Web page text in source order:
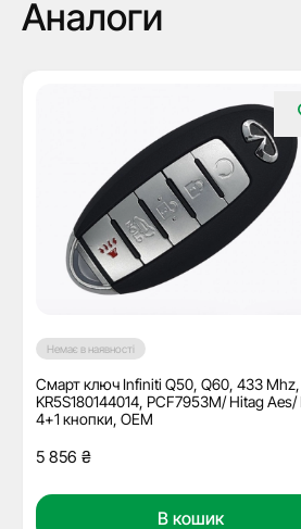
Аналоги
Немає в наявності
Смарт ключ Infiniti Q50, Q60, 433 Mhz,
KR5S180144014, PCF7953M/ Hitag Aes/
4+1 кнопки, OEM
5 856 ₴
В кошик